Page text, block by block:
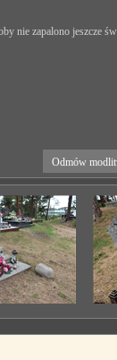
nie zapalono jeszcze
Odmów